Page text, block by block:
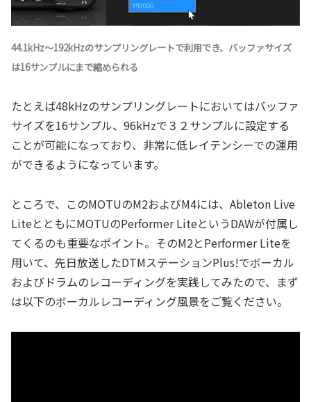
44.1kHz～192kHzのサンプリングレートで利用でき、バッファサイズ
は16サンプルにまで縮められる
たとえば48kHzのサンプリングレートにおいてはバッファ
サイズを16サンプル、96kHzで３２サンプルに設定する
ことが可能になっており、非常に低レイテンシーでの運用
ができるようになっています。
ところで、このMOTUのM2およびM4には、Ableton Live
LiteとともにMOTUのPerformer LiteというDAWが付属し
てくるのも重要なポイント。そのM2とPerformer Liteを
用いて、先日放送したDTMステーションPlus!でボーカル
およびドラムのレコーディングを実践してみたので、まず
は以下のボーカルレコーディング風景をご覧ください。